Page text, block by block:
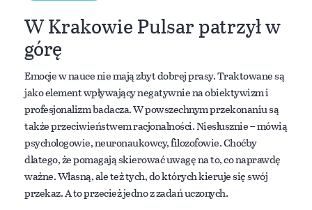
W Krakowie Pulsar patrzył w
górę
Emocje w nauce nie mają zbyt dobrej prasy. Traktowane są
jako element wpływający negatywnie na obiektywizm i
profesjonalizm badacza. W powszechnym przekonaniu są
także przeciwieństwem racjonalności. Niesłusznie – mówią
psychologowie, neuronaukowcy, filozofowie. Choćby
dlatego, że pomagają skierować uwagę na to, co naprawdę
ważne. Własną, ale też tych, do których kieruje się swój
przekaz. A to przecież jedno z zadań uczonych.